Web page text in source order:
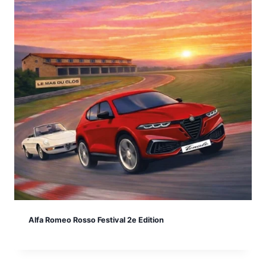
Alfa Romeo Rosso Festival 2e Edition